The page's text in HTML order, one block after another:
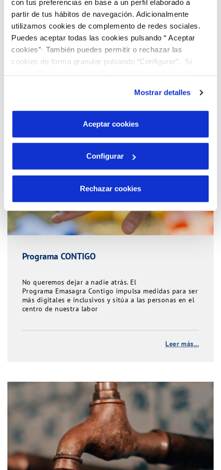
con tus preferencias en base a un perfil elaborado a
partir de tus hábitos de navegación. Adicionalmente
utilizamos cookies de complemento de redes sociales.
Puedes aceptar todas las cookies pulsando “ Aceptar
cookies”· También puedes permitir o rechazar las
cookies de forma granular pulsando “Configurar”. Si
son indispensables para que el sitio web funcione y que
por tanto no se pueden desactivar. Puedes consultar
más información en nuestraPolítica de Cookies
Mostrar detalles
Aceptar cookies
Configurar
Rechazar cookies
atmosférica. Dinapsis Granada aporta
servicios digitales para cuidar de los recursos y del
entorno en el que operamos
Leer más...
Programa CONTIGO
No queremos dejar a nadie atrás. El
Programa Emasagra Contigo impulsa medidas para ser
más digitales e inclusivos y sitúa a las personas en el
centro de nuestra labor
Leer más...